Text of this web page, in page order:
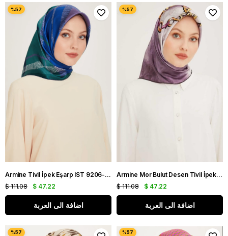
Armine Tivil İpek Eşarp IST 9206-82 Yeşil Karışık Desen
$ 47.22
$ 111.08
اضافة الى العربة
Armine Mor Bulut Desen Tivil İpek Eşarp IST 8920 - 39
$ 47.22
$ 111.08
اضافة الى العربة